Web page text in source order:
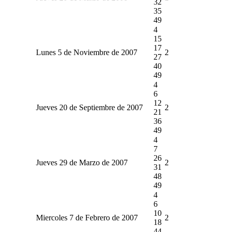
35
49
Lunes 5 de Noviembre de 2007
4
15
17
27
40
49
2
Jueves 20 de Septiembre de 2007
4
6
12
21
36
49
2
Jueves 29 de Marzo de 2007
4
7
26
31
48
49
2
Miercoles 7 de Febrero de 2007
4
6
10
18
2